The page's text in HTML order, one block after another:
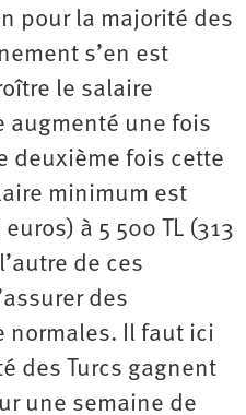
pour la majorité des
s’en est
le salaire
augmenté une fois
deuxième fois cette
minimum est
à 5 500 TL (313
de ces
des
normales. Il faut ici
des Turcs gagnent
une semaine de